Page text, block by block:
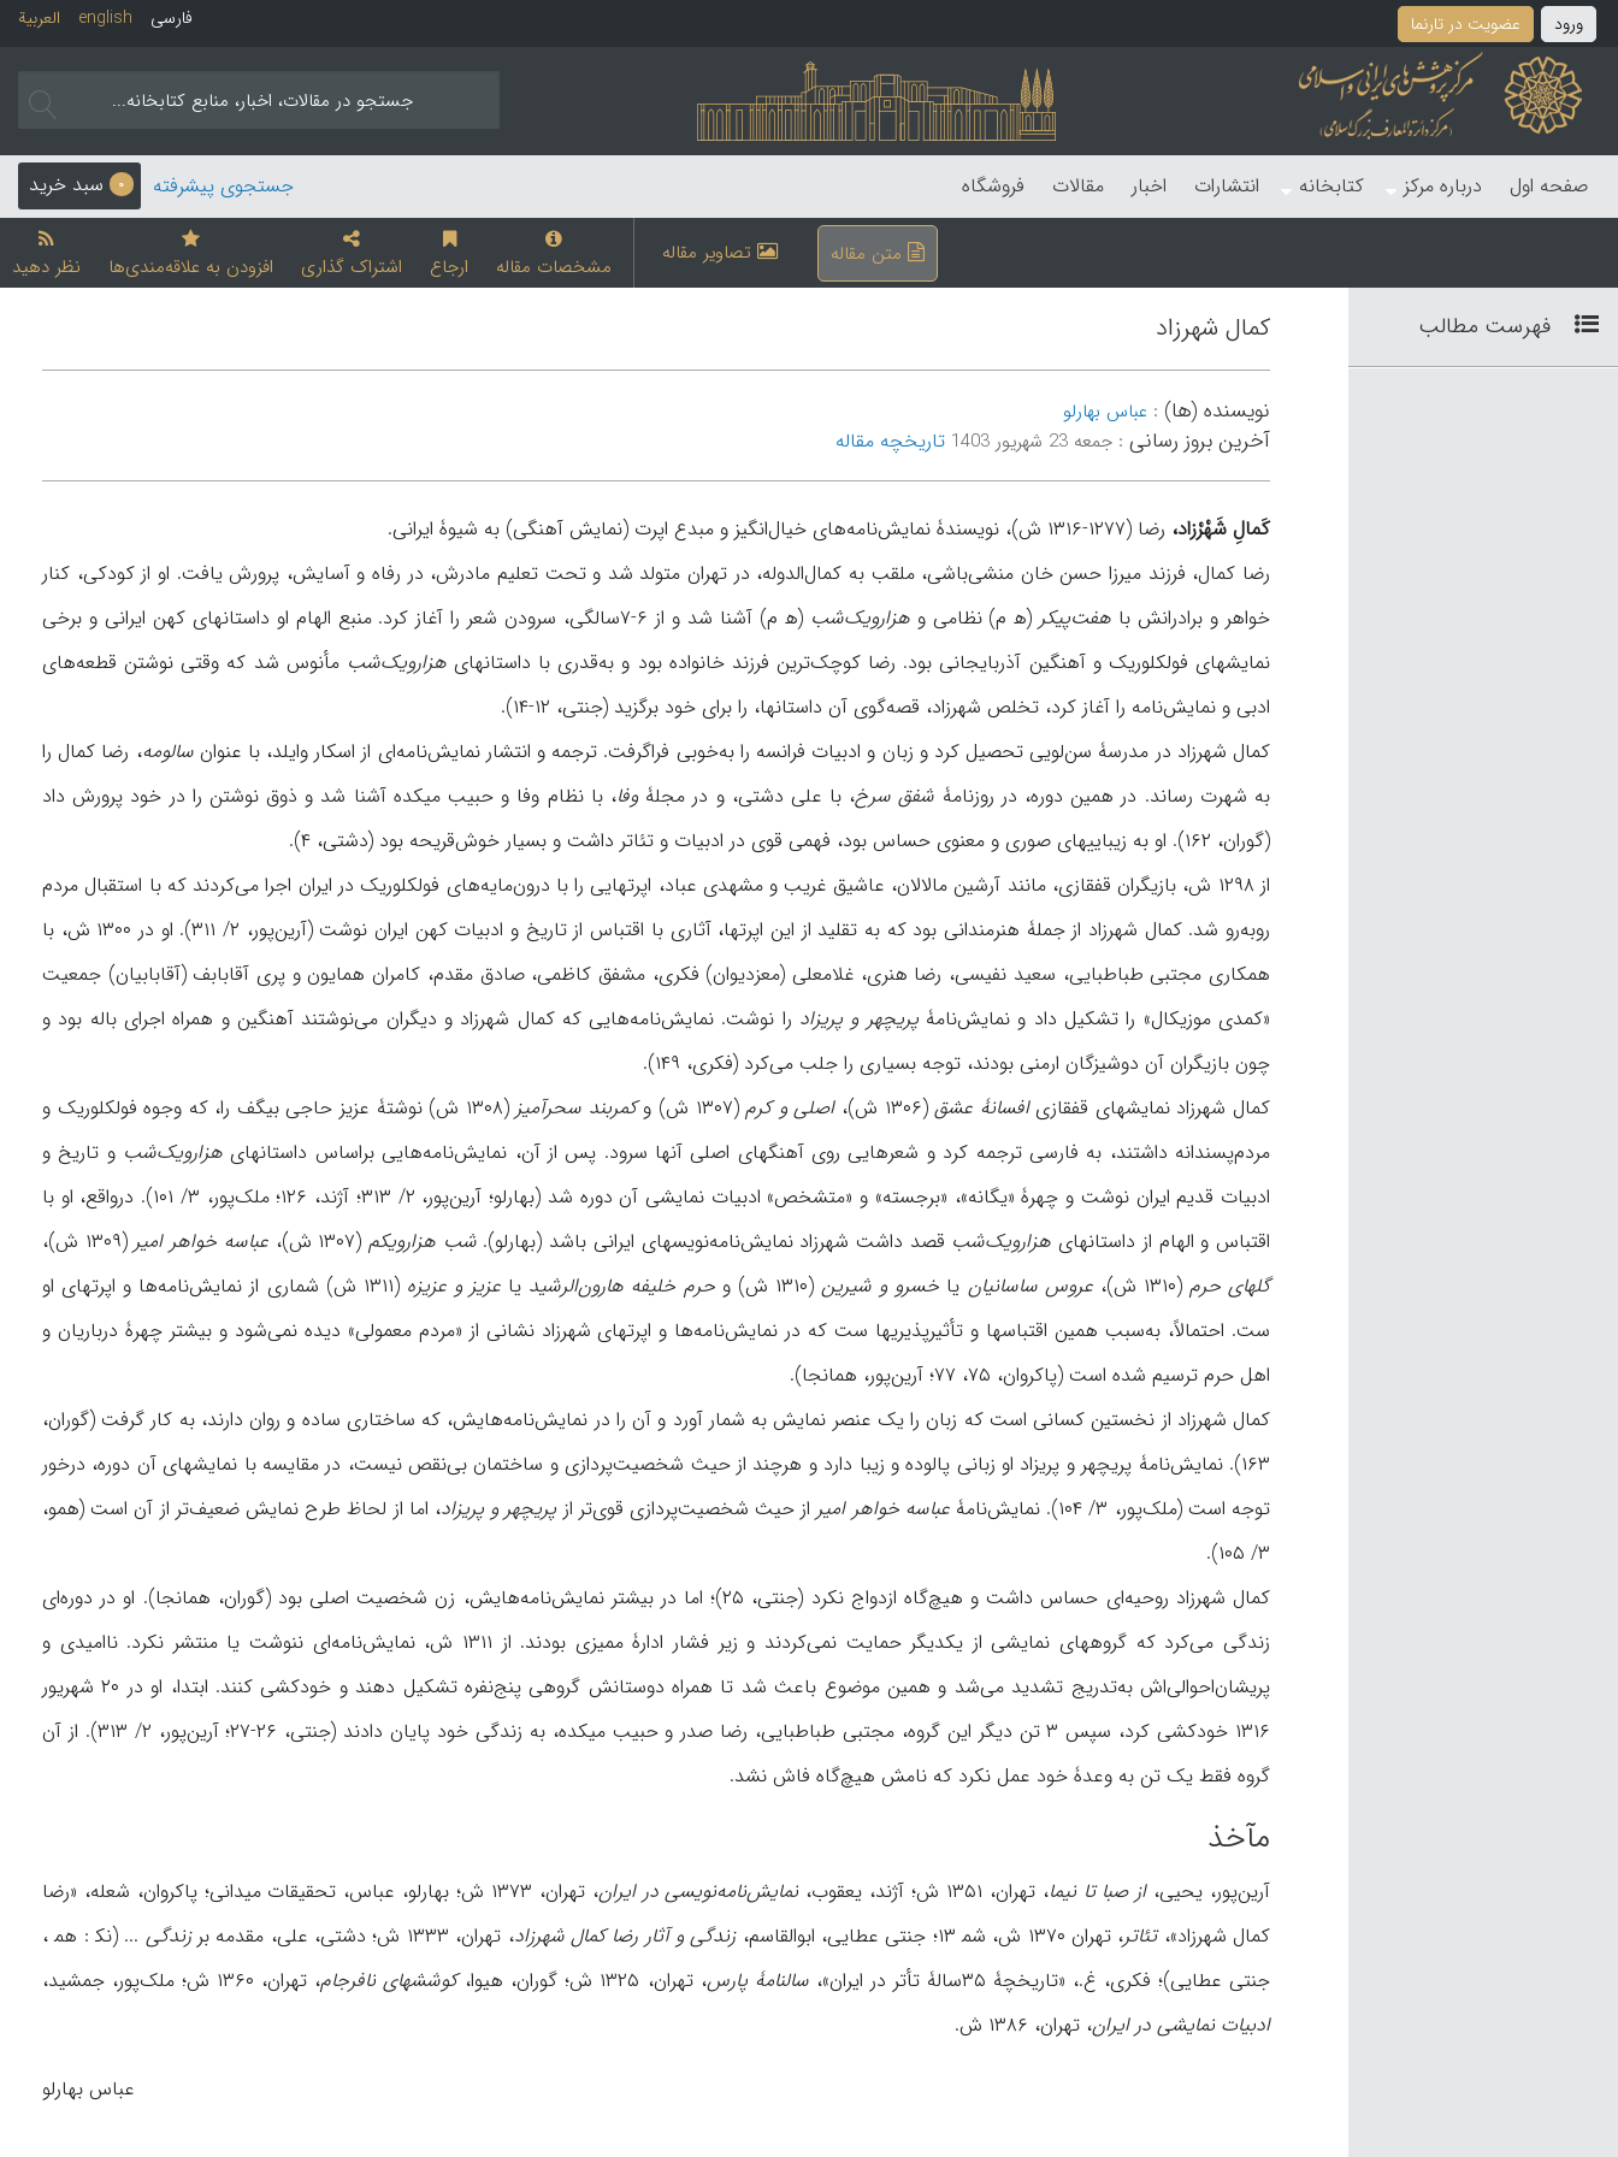
ورود عضویت در تارنما العربیة english فارسی
صفحه اول درباره مرکز کتابخانه انتشارات اخبار مقالات فروشگاه 0 سبد خرید جستجوی پیشرفته
متن مقاله تصاویر مقاله مشخصات مقاله ارجاع اشتراک گذاری افزودن به علاقه‌مندی‌ها نظر دهید
فهرست مطالب کمال شهرزاد
نویسنده (ها) :عباس بهارلو
آخرین بروز رسانی :جمعه 23 شهریور 1403 تاریخچه مقاله
کَمالِ شَهْرْزاد، رضا (۱۲۷۷-۱۳۱۶ ش)، نویسندۀ نمایش‌نامه‌های خیال‌انگیز و مبدع اپرت (نمایش آهنگی) به شیوۀ ایرانی.
رضا کمال، فرزند میرزا حسن خان منشی‌باشی، ملقب به کمال‌الدوله، در تهران متولد شد و تحت تعلیم مادرش، در رفاه و آسایش، پرورش یافت. او از کودکی، کنار
خواهر و برادرانش با هفت‌پیکر (ه‍ م) نظامی وهزارویک‌شب
(ه‍ م) آشنا شد و از ۶-۷سالگی، سرودن شعر را آغاز کرد. منبع الهام او داستانهای کهن ایرانی و برخی
نمایشهای فولکلوریک و آهنگین آذربایجانی بود. رضا کوچک‌ترین فرزند خانواده بود و به‌قدری با داستانهایهزارویک‌شبمأنوس شد که وقتی نوشتن قطعه‌های
ادبی و نمایش‌نامه را آغاز کرد، تخلص شهرزاد، قصه‌گوی آن داستانها، را برای خود برگزید (جنتی، ۱۲-۱۴).
کمال شهرزاد در مدرسۀ سن‌لویی تحصیل کرد و زبان و ادبیات فرانسه را به‌خوبی فراگرفت. ترجمه و انتشار نمایش‌نامه‌ای از اسکار وایلد، با عنوانسالومه، رضا کمال را
به شهرت رساند. در همین دوره، در روزنامۀ شفق سرخ، با علی دشتی، و در مجلۀ وفا، با نظام وفا و حبیب میکده آشنا شد و ذوق نوشتن را در خود پرورش داد
(گوران، ۱۶۲). او به زیباییهای صوری و معنوی حساس بود، فهمی قوی در ادبیات و تئاتر داشت و بسیار خوش‌قریحه بود (دشتی، ۴).
از ۱۲۹۸ ش، بازیگران قفقازی، مانند آرشین مالالان، عاشیق غریب و مشهدی عباد، اپرتهایی را با درون‌مایه‌های فولکلوریک در ایران اجرا می‌کردند که با استقبال مردم
روبه‌رو شد. کمال شهرزاد از جملۀ هنرمندانی بود که به تقلید از این اپرتها، آثاری با اقتباس از تاریخ و ادبیات کهن ایران نوشت (آرین‌پور، ۲/ ۳۱۱). او در ۱۳۰۰ ش، با
همکاری مجتبى طباطبایی، سعید نفیسی، رضا هنری، غلامعلی (معزدیوان) فکری، مشفق کاظمی، صادق مقدم، کامران همایون و پری آقابابف (آقابابیان) جمعیت
«کمدی موزیکال» را تشکیل داد و نمایش‌نامۀ پریچهر و پریزاد را نوشت. نمایش‌نامه‌هایی که کمال شهرزاد و دیگران می‌نوشتند آهنگین و همراه اجرای باله بود و
چون بازیگران آن دوشیزگان ارمنی بودند، توجه بسیاری را جلب می‌کرد (فکری، ۱۴۹).
کمال شهرزاد نمایشهای قفقازیافسانۀ عشق(۱۳۰۶ ش)، اصلی و کرم(۱۳۰۷ ش) و کمربند سحرآمیز
(۱۳۰۸ ش) نوشتۀ عزیز حاجی بیگف را، که وجوه فولکلوریک و
مردم‌پسندانه داشتند، به فارسی ترجمه کرد و شعرهایی روی آهنگهای اصلی آنها سرود. پس از آن، نمایش‌نامه‌هایی براساس داستانهای هزارویک‌شبو تاریخ و
ادبیات قدیم ایران نوشت و چهرۀ «یگانه»، «برجسته» و «متشخص» ادبیات نمایشی آن دوره شد (بهارلو؛ آرین‌پور، ۲/ ۳۱۳؛ آژند، ۱۲۶؛ ملک‌پور، ۳/ ۱۰۱). درواقع، او با
اقتباس و الهام از داستانهای هزارویک‌شب قصد داشت شهرزاد نمایش‌نامه‌نویسهای ایرانی باشد (بهارلو).شب هزارو‌یکم(۱۳۰۷ ش)، عباسه خواهر امیر(۱۳۰۹ ش)،
گلهای حرم(۱۳۱۰ ش)، عروس ساسانیان یا خسرو و شیرین(۱۳۱۰ ش) و حرم خلیفه‌ هارون‌الرشید یا عزیز و عزیزه
(۱۳۱۱ ش) شماری از نمایش‌نامه‌ها و اپرتهای او
ست. احتمالاً، به‌سبب همین اقتباسها و تأثیرپذیریها ست که در نمایش‌نامه‌ها و اپرتهای شهرزاد نشانی از «مردم معمولی» دیده نمی‌شود و بیشتر چهرۀ درباریان و
اهل حرم ترسیم شده است (پاکروان، ۷۵، ۷۷؛ آرین‌پور، همانجا).
کمال شهرزاد از نخستین کسانی است که زبان را یک عنصر نمایش به شمار آورد و آن را در نمایش‌نامه‌هایش، که ساختاری ساده و روان دارند، به کار گرفت (گوران،
۱۶۳). نمایش‌نامۀ پریچهر و پریزاد او زبانی پالوده و زیبا دارد و هرچند از حیث شخصیت‌پردازی و ساختمان بی‌نقص نیست، در مقایسه با نمایشهای آن دوره، درخور
توجه است (ملک‌پور، ۳/ ۱۰۴). نمایش‌نامۀ
عباسه خواهر امیراز حیث شخصیت‌پردازی قوی‌تر از پریچهر و پریزاد، اما از لحاظ طرح نمایش ضعیف‌‌تر از آن است (همو،
۳/ ۱۰۵).
کمال شهرزاد روحیه‌ای حساس داشت و هیچ‌گاه ازدواج نکرد (جنتی، ۲۵)؛ اما در بیشتر نمایش‌نامه‌هایش، زن شخصیت اصلی بود (گوران، همانجا). او در دوره‌ای
زندگی می‌کرد که گروههای نمایشی از یکدیگر حمایت نمی‌کردند و زیر فشار ادارۀ ممیزی بودند. از ۱۳۱۱ ش، نمایش‌نامه‌‌ای ننوشت یا منتشر نکرد. ناامیدی و
پریشان‌احوالی‌اش به‌تدریج تشدید می‌شد و همین موضوع باعث شد تا همراه دوستانش گروهی پنج‌نفره تشکیل دهند و خودکشی کنند. ابتدا، او در ۲۰ شهریور
۱۳۱۶ خودکشی کرد، سپس ۳ تن دیگر این گروه، مجتبى طباطبایی، رضا صدر و حبیب میکده، به زندگی خود پایان دادند (جنتی، ۲۶-۲۷؛ آرین‌پور، ۲/ ۳۱۳). از آن
گروه فقط یک تن به وعدۀ خود عمل نکرد که نامش هیچ‌گاه فاش نشد.
مآخذ
آرین‌پور، یحیى،از صبا تا نیما، تهران، ۱۳۵۱ ش؛ آژند، یعقوب، نمایش‌نامه‌نویسی در ایران
، تهران، ۱۳۷۳ ش؛ بهارلو، عباس، تحقیقات میدانی؛ پاکروان، شعله، «رضا
کمال شهرزاد»،تئاتر، تهران ۱۳۷۰ ش، شم‍‍ ۱۳؛ جنتی عطایی، ابوالقاسم، زندگی و آثار رضا کمال شهرزاد، تهران، ۱۳۳۳ ش؛ دشتی، علی، مقدمه بر زندگی ... (نک‍ : هم‍ ،
جنتی عطایی)؛ فکری، غ.، «تاریخچۀ ۳۵سالۀ تأتر در ایران»،
سالنامۀ پارس، تهران، ۱۳۲۵ ش؛ گوران، هیوا، کوششهای نافرجام، تهران، ۱۳۶۰ ش؛ ملک‌پور، جمشید،
ادبیات نمایشی در ایران، تهران، ۱۳۸۶ ش.
عباس بهارلو